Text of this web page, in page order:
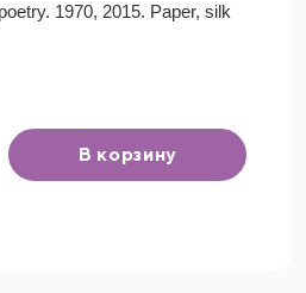
1970, 2015. Paper, silk
В корзину